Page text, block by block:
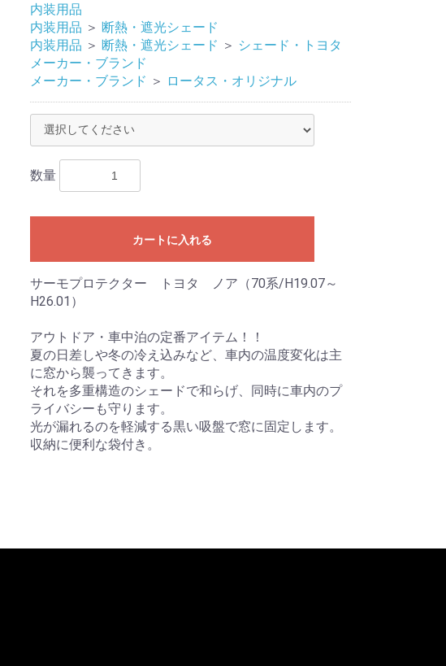
内装用品
内装用品 ＞ 断熱・遮光シェード
内装用品 ＞ 断熱・遮光シェード ＞ シェード・トヨタ
メーカー・ブランド
メーカー・ブランド ＞ ロータス・オリジナル
数量
カートに入れる
サーモプロテクター トヨタ ノア（70系/H19.07～
H26.01）
アウトドア・車中泊の定番アイテム！！
夏の日差しや冬の冷え込みなど、車内の温度変化は主
に窓から襲ってきます。
それを多重構造のシェードで和らげ、同時に車内のプ
ライバシーも守ります。
光が漏れるのを軽減する黒い吸盤で窓に固定します。
収納に便利な袋付き。